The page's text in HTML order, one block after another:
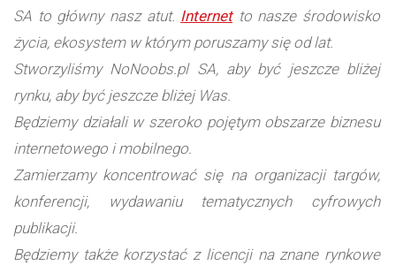
SA to główny nasz atut. Internetto nasze środowisko
życia, ekosystem w którym poruszamy się od lat.
Stworzyliśmy NoNoobs.pl SA, aby być jeszcze bliżej
rynku, aby być jeszcze bliżej Was.
Będziemy działali w szeroko pojętym obszarze biznesu
internetowego i mobilnego.
Zamierzamy koncentrować się na organizacji targów,
konferencji, wydawaniu tematycznych cyfrowych
publikacji.
Będziemy także korzystać z licencji na znane rynkowe